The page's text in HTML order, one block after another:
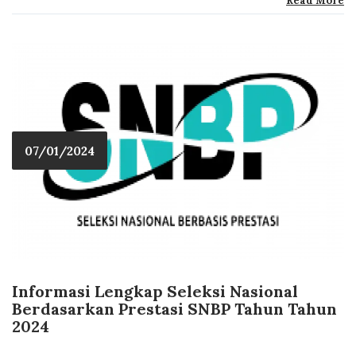
07/01/2024
Informasi Lengkap Seleksi Nasional
Berdasarkan Prestasi SNBP Tahun Tahun
2024